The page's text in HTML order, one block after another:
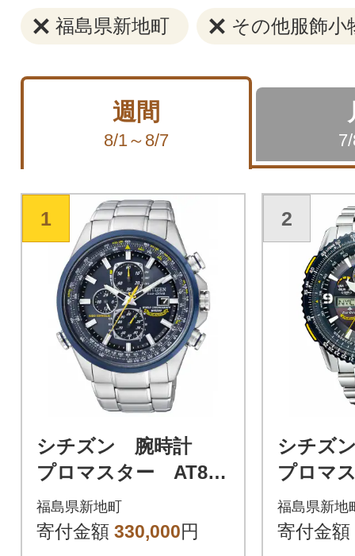
福島県新地町 その他服飾小
週間
8/1～8/7
1
シチズン 腕時計
プロマスター AT802
0-54L
福島県新地町
寄付金額 330,000円
2
シチ
プロマ
8-52L
福島県新地
寄付金額